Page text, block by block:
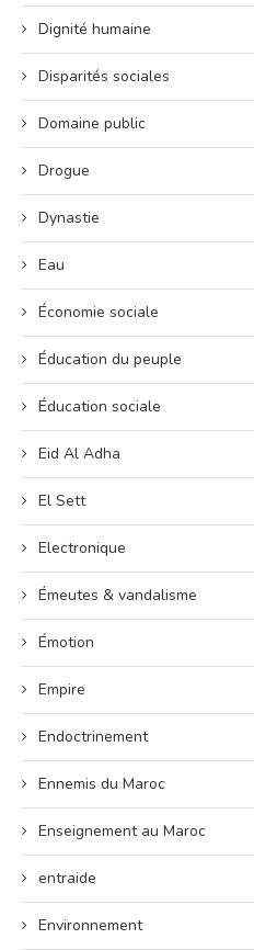
Dignité humaine
Disparités sociales
Domaine public
Drogue
Dynastie
Eau
Économie sociale
Éducation du peuple
Éducation sociale
Eid Al Adha
El Sett
Electronique
Émeutes & vandalisme
Émotion
Empire
Endoctrinement
Ennemis du Maroc
Enseignement au Maroc
entraide
Environnement